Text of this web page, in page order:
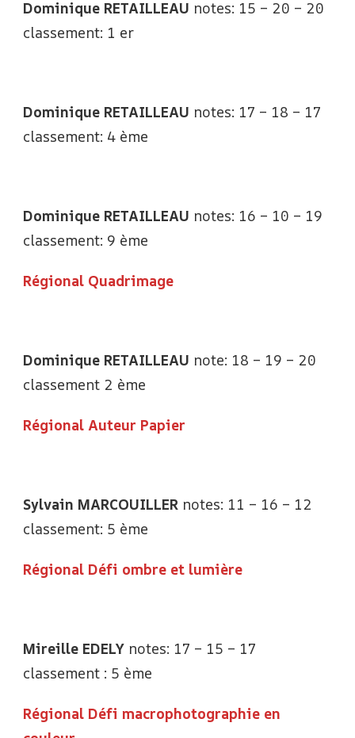
Dominique RETAILLEAU notes: 15 – 20 – 20
classement: 1 er
Dominique RETAILLEAU notes: 17 – 18 – 17
classement: 4 ème
Dominique RETAILLEAU notes: 16 – 10 – 19
classement: 9 ème
Régional Quadrimage
Dominique RETAILLEAU note: 18 – 19 – 20
classement 2 ème
Régional Auteur Papier
Sylvain MARCOUILLER notes: 11 – 16 – 12
classement: 5 ème
Régional Défi ombre et lumière
Mireille EDELY notes: 17 – 15 – 17
classement : 5 ème
Régional Défi macrophotographie en